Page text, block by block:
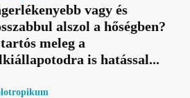
vagy és
alszol a hőségben?
meleg a
is hatással...